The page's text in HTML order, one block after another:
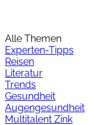
Alle Themen
Experten-Tipps
Reisen
Literatur
Trends
Gesundheit
Augengesundheit
Multitalent Zink